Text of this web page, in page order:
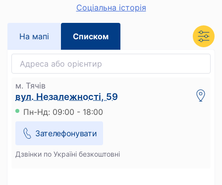
Cоціальна історія
На мапi Списком
м. Тячів
вул. Незалежності, 59
Пн-Нд: 09:00 - 18:00
Зателефонувати
Дзвінки по Україні безкоштовні